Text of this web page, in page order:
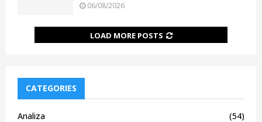
06/08/2026
LOAD MORE POSTS
CATEGORIES
Analiza
(54)